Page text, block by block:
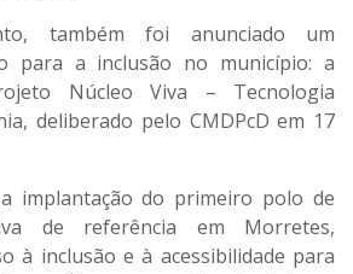
também foi anunciado um
para a inclusão no município: a
Núcleo Viva – Tecnologia
deliberado pelo CMDPcD em 17
implantação do primeiro polo de
de referência em Morretes,
à inclusão e à acessibilidade para